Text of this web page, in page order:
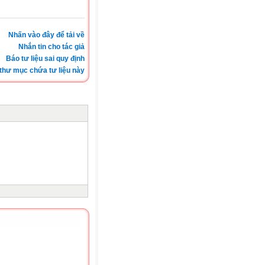
Nhấn vào đây để tải về
Nhắn tin cho tác giả
Báo tư liệu sai quy định
mục chứa tư liệu này